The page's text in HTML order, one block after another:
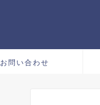
お問い合わせ